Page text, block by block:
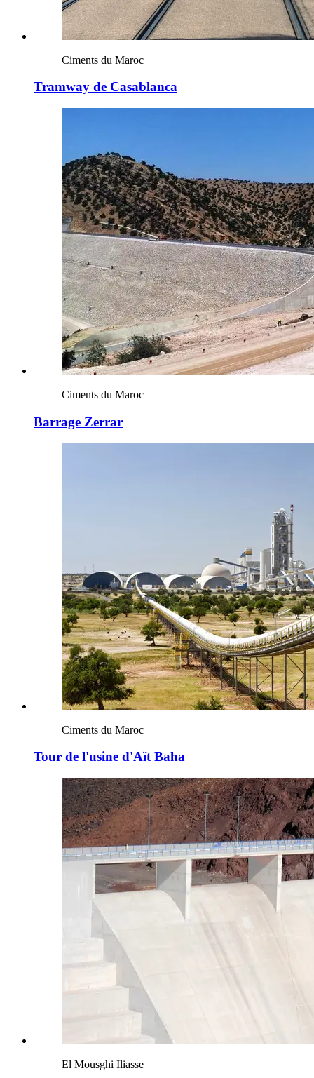
Ciments du Maroc
Tramway de Casablanca
Ciments du Maroc
Barrage Zerrar
Ciments du Maroc
Tour de l'usine d'Aït Baha
El Mousghi Iliasse